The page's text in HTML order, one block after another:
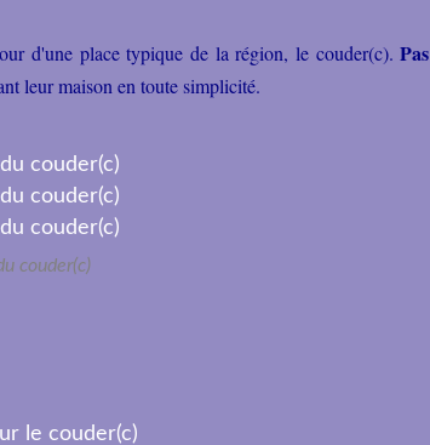
d'une place typique de la région, le couder(c).
leur maison en toute simplicité.
couder(c)